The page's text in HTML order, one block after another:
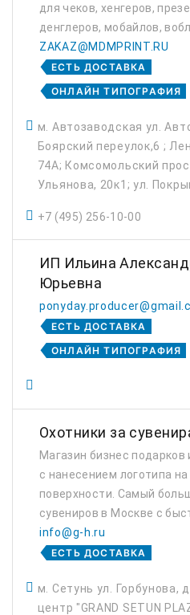
для чеков, хенгеров,
денглеров, мобайлов,
ZAKAZ@MDMPRINT.RU
ЕСТЬ ДОСТАВКА
ОНЛАЙН ТИПОГРАФИЯ
м. Автозаводская ул.
Боярский переулок,6 ;
74А; Комсомольский
Ульянова, 20к1; ул.
+7 (495) 256-10-00
ИП Ильина
Юрьевна
ЕСТЬ ДОСТАВКА
ОНЛАЙН ТИПОГРАФИЯ
Охотники за
Магазин бизнес подарков
с нанесением логотипа
поверхности. Самый
сувениров в Москве с
info@g-h.ru
ЕСТЬ ДОСТАВКА
м. Сетунь ул. Горбунова,
центр "GRAND SETUN